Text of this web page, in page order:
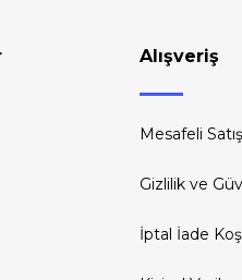
Alışveriş
Mesafeli
Gizlilik ve
İptal İade